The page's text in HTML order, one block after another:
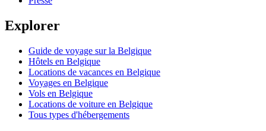
Explorer
Guide de voyage sur la Belgique
Hôtels en Belgique
Locations de vacances en Belgique
Voyages en Belgique
Vols en Belgique
Locations de voiture en Belgique
Tous types d'hébergements